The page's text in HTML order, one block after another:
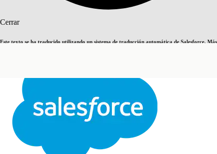
Cerrar
Este texto se ha traducido utilizando un sistema de traducción automática de Salesforce. Más
Cerrar Cerrar